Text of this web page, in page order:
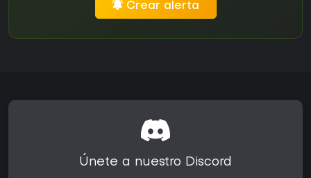
Crear alerta
Únete a nuestro Discord